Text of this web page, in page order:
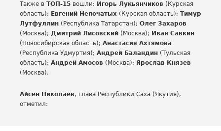
Также в ТОП-15 вошли: Игорь Лукьянчиков (Курская
область); Евгений Непочатых (Курская область); Тимур
Лутфуллин (Республика Татарстан); Олег Захаров
(Москва); Дмитрий Лисовский (Москва); Иван Савкин
(Новосибирская область); Анастасия Ахтямова
(Республика Удмуртия); Андрей Баландин (Тульская
область); Андрей Амосов (Москва); Ярослав Князев
(Москва).
Айсен Николаев, глава Республики Саха (Якутия),
отметил: